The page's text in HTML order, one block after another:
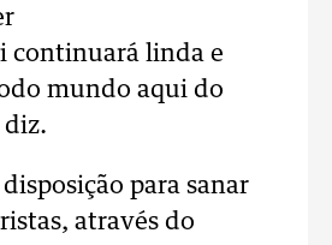
continuará linda e
mundo aqui do
diz.
para sanar
através do